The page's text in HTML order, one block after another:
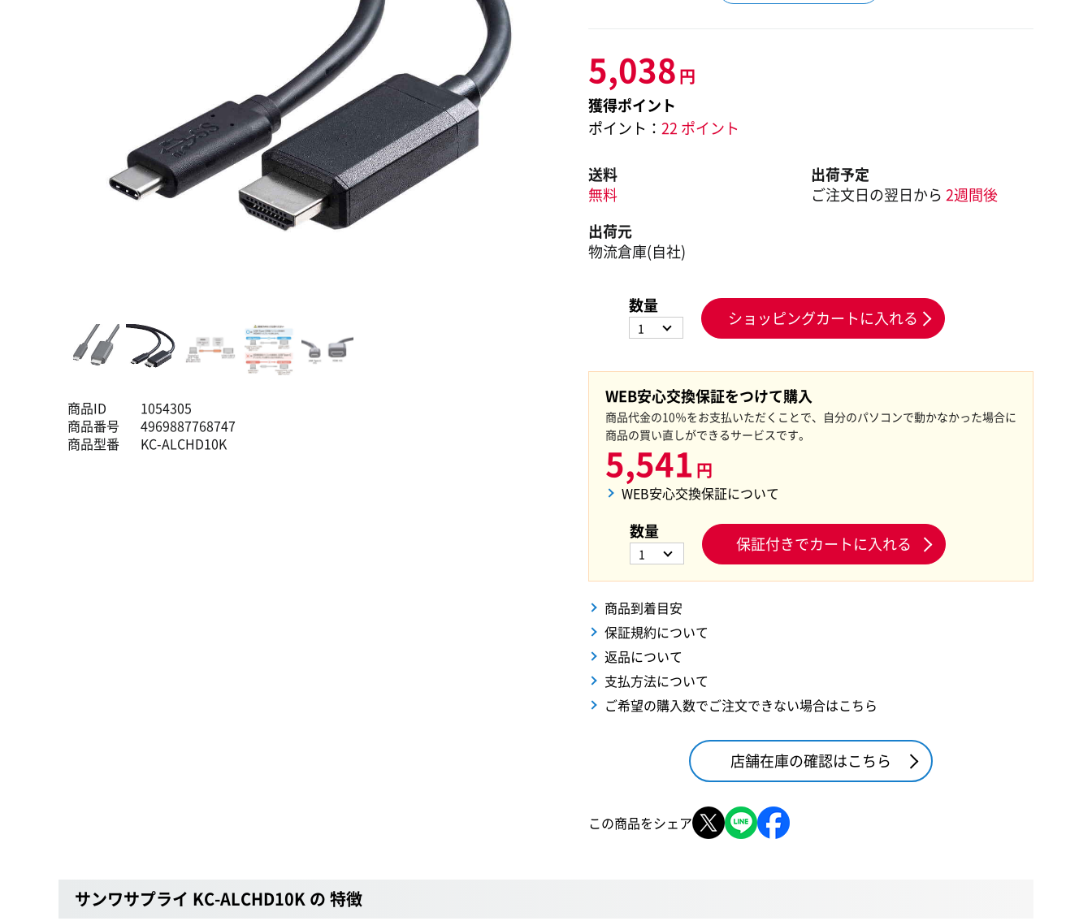
商品ID
1054305
商品番号
4969887768747
商品型番
KC-ALCHD10K
5,038 円
獲得ポイント
ポイント： 22 ポイント
送料
無料
出荷予定
ご注文日の翌日から 2週間後
出荷元
物流倉庫(自社)
数量
1 ショッピングカートに入れる
WEB安心交換保証をつけて購入
商品代金の10％をお支払いただくことで、自分のパソコンで動かなかった場合に
商品の買い直しができるサービスです。
5,541 円
WEB安心交換保証について
数量
1 保証付きでカートに入れる
商品到着目安
保証規約について
返品について
支払方法について
ご希望の購入数でご注文できない場合はこちら
店舗在庫の確認はこちら
この商品をシェア
サンワサプライ KC-ALCHD10K の 特徴